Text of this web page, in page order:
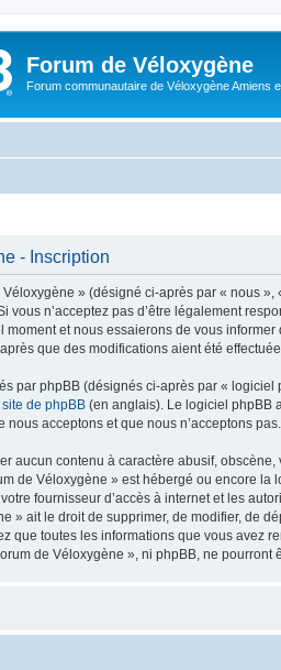
Forum de Véloxygène
Forum communautaire de Véloxygène Amiens
- Inscription
» (désigné ci-après par « nous
vous n’acceptez pas d’être légalement
moment et nous essaierons de vous
que des modifications aient été
par phpBB (désignés ci-après par «
site de phpBB (en anglais). Le logiciel phpBB
nous acceptons et que nous n’acceptons
aucun contenu à caractère abusif,
de Véloxygène » est hébergé ou encore
fournisseur d’accès à internet et les
» ait le droit de supprimer, de modifier, de
que toutes les informations que vous
de Véloxygène », ni phpBB, ne